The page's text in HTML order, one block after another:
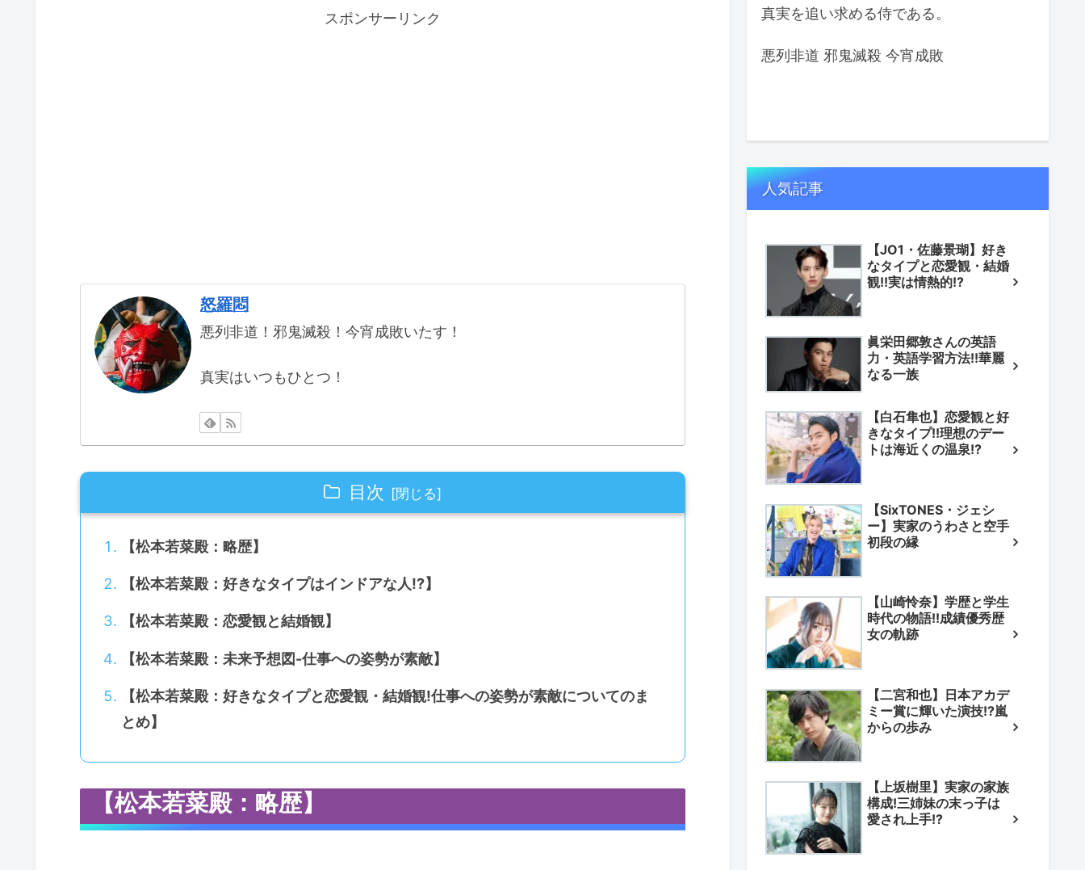
スポンサーリンク
怒羅悶
悪列非道！邪鬼滅殺！今宵成敗いたす！
真実はいつもひとつ！
目次
【松本若菜殿：略歴】
【松本若菜殿：好きなタイプはインドアな人!?】
【松本若菜殿：恋愛観と結婚観】
【松本若菜殿：未来予想図-仕事への姿勢が素敵】
【松本若菜殿：好きなタイプと恋愛観・結婚観!仕事への姿勢が素敵についてのま
とめ】
【松本若菜殿：略歴】
真実を追い求める侍である。
悪列非道 邪鬼滅殺 今宵成敗
人気記事
【JO1・佐藤景瑚】好き
なタイプと恋愛観・結婚
観!!実は情熱的!?
眞栄田郷敦さんの英語
力・英語学習方法!!華麗
なる一族
【白石隼也】恋愛観と好
きなタイプ!!理想のデー
トは海近くの温泉!?
【SixTONES・ジェシ
ー】実家のうわさと空手
初段の縁
【山崎怜奈】学歴と学生
時代の物語!!成績優秀歴
女の軌跡
【二宮和也】日本アカデ
ミー賞に輝いた演技!?嵐
からの歩み
【上坂樹里】実家の家族
構成!三姉妹の末っ子は
愛され上手!?